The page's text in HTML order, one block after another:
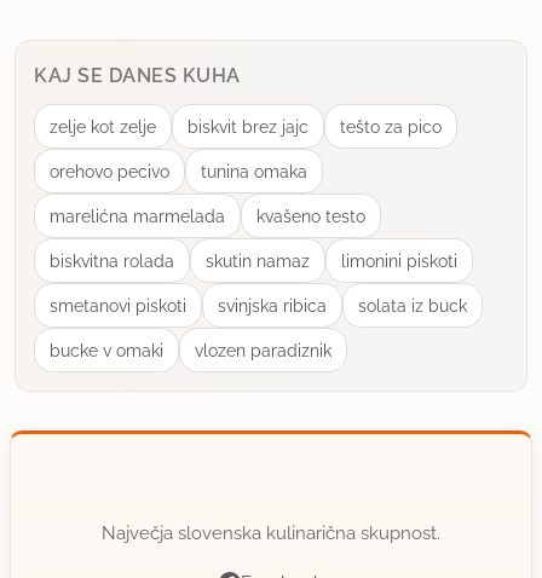
KAJ SE DANES KUHA
zelje kot zelje biskvit brez jajc tešto za pico
orehovo pecivo tunina omaka
marelićna marmelada kvašeno testo
biskvitna rolada skutin namaz limonini piskoti
smetanovi piskoti svinjska ribica solata iz buck
bucke v omaki vlozen paradiznik
Največja slovenska kulinarična skupnost.